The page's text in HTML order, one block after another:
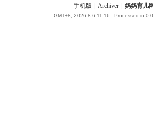
手机版 Archiver 妈妈育儿
GMT+8, 2026-8-6 11:16 , Processed in